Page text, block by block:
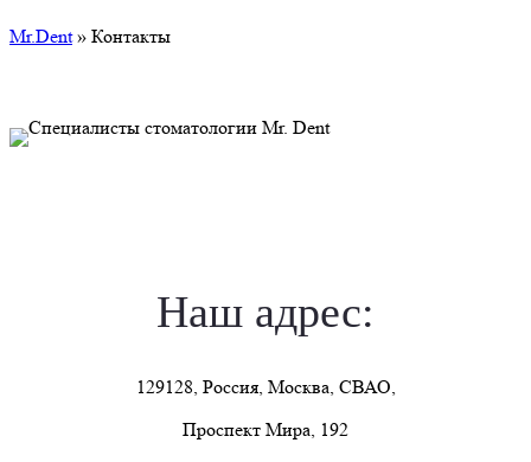
Mr.Dent» Контакты
Наш адрес:
129128, Россия, Москва, СВАО,
Проспект Мира, 192